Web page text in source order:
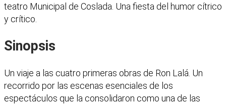
teatro Municipal de Coslada. Una fiesta del humor cítrico
y crítico.
Sinopsis
Un viaje a las cuatro primeras obras de Ron Lalá. Un
recorrido por las escenas esenciales de los
espectáculos que la consolidaron como una de las